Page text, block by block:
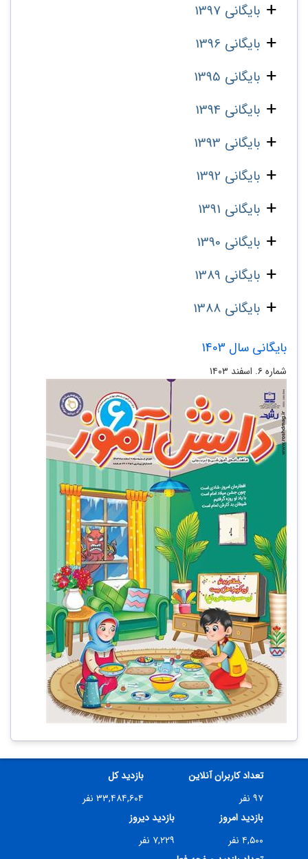
بایگانی 1397
بایگانی 1396
بایگانی 1395
بایگانی 1394
بایگانی 1393
بایگانی 1392
بایگانی 1391
بایگانی 1390
بایگانی 1389
بایگانی 1388
بایگانی سال 1403
شماره ۶. اسفند ۱۴۰۳
تعداد کاربران آنلاین
۹۷ نفر
بازدید کل
۳۳,۴۸۴,۶۰۴ نفر
بازدید امروز
۴,۵۰۰ نفر
بازدید دیروز
۷,۲۲۹ نفر